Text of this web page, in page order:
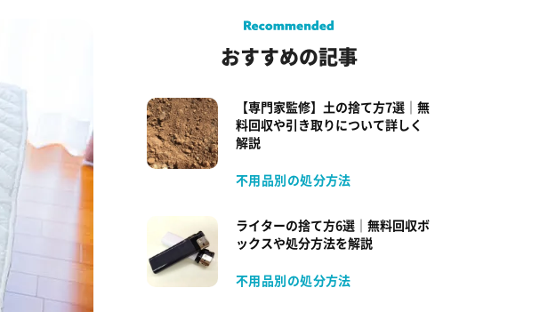
おすすめの記事
【専門家監修】土の捨て方7選｜無
料回収や引き取りについて詳しく
解説
不用品別の処分方法
ライターの捨て方6選｜無料回収ボ
ックスや処分方法を解説
不用品別の処分方法